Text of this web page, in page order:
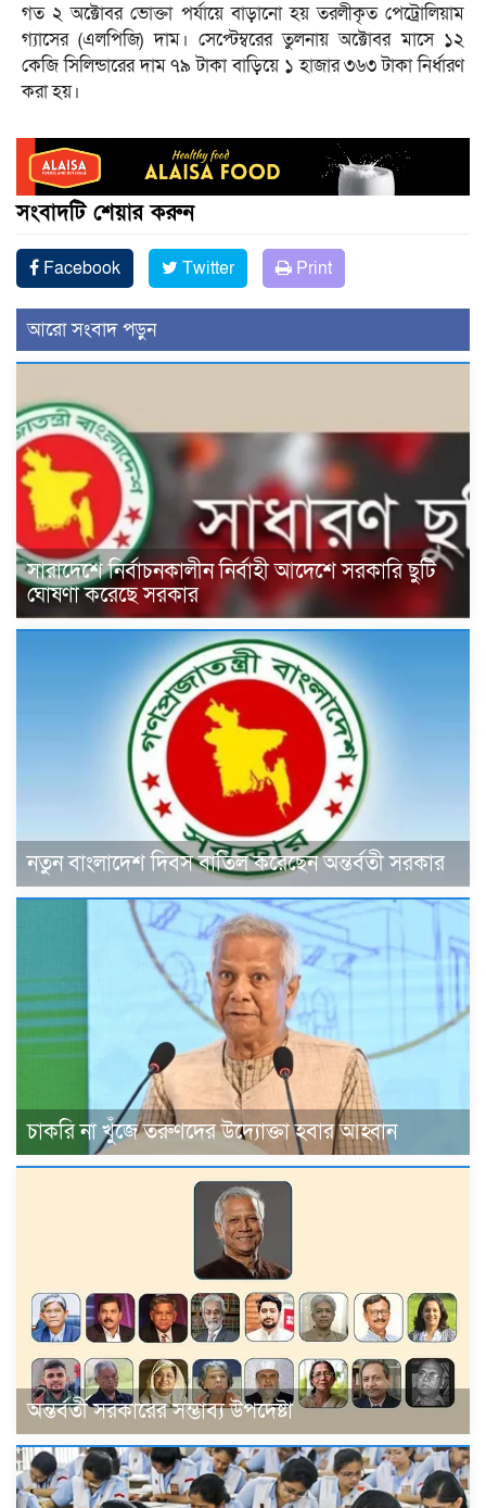
গত ২ অক্টোবর ভোক্তা পর্যায়ে বাড়ানো হয় তরলীকৃত পেট্রোলিয়াম
গ্যাসের (এলপিজি) দাম। সেপ্টেম্বরের তুলনায় অক্টোবর মাসে ১২
কেজি সিলিন্ডারের দাম ৭৯ টাকা বাড়িয়ে ১ হাজার ৩৬৩ টাকা নির্ধারণ
করা হয়।
সংবাদটি শেয়ার করুন
Facebook Twitter Print
আরো সংবাদ পড়ুন
সারাদেশে নির্বাচনকালীন নির্বাহী আদেশে সরকারি ছুটি
ঘোষণা করেছে সরকার
নতুন বাংলাদেশ দিবস বাতিল করেছেন অন্তর্বতী সরকার
চাকরি না খুঁজে তরুণদের উদ্যোক্তা হবার আহ্বান
অন্তর্বর্তী সরকারের সম্ভাব্য উপদেষ্টা